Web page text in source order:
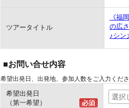
ツアータイトル
《福
の広
♪シン
■お問い合せ内容
希望出発日、出発地、参加人数をご入力くだ
希望出発日
（第一希望）